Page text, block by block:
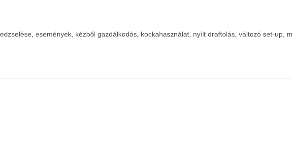
események, kézből gazdálkodós, kockahasználat, nyílt draftolás, változó set-up,